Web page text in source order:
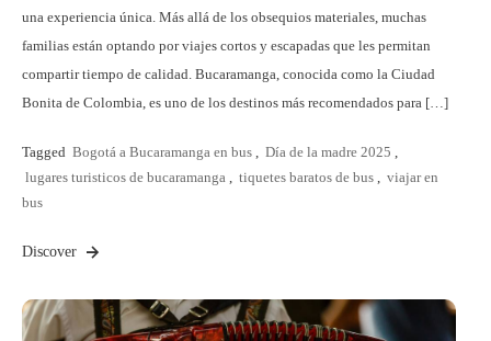
una experiencia única. Más allá de los obsequios materiales, muchas
familias están optando por viajes cortos y escapadas que les permitan
compartir tiempo de calidad. Bucaramanga, conocida como la Ciudad
Bonita de Colombia, es uno de los destinos más recomendados para […]
Tagged Bogotá a Bucaramanga en bus , Día de la madre 2025 ,
lugares turisticos de bucaramanga , tiquetes baratos de bus , viajar en
bus
Discover